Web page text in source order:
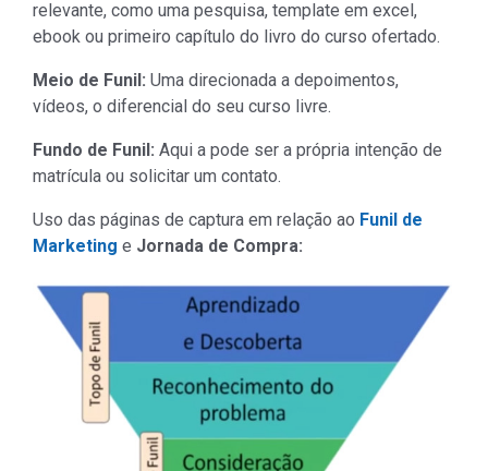
relevante, como uma pesquisa, template em excel,
ebook ou primeiro capítulo do livro do curso ofertado.
Meio de Funil: Uma direcionada a depoimentos,
vídeos, o diferencial do seu curso livre.
Fundo de Funil: Aqui a pode ser a própria intenção de
matrícula ou solicitar um contato.
Uso das páginas de captura em relação ao Funil de
Marketing e Jornada de Compra: